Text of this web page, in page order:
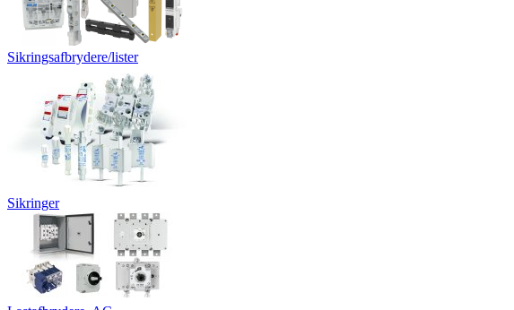
Sikringsafbrydere/lister
Sikringer